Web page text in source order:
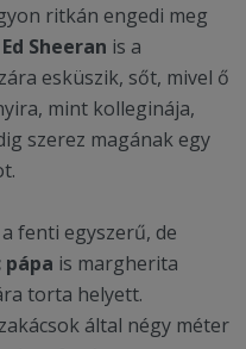
ritkán engedi meg
Ed Sheeran is a
esküszik, sőt, mivel ő
mint kolleginája,
szerez magának egy
fenti egyszerű, de
pápa is margherita
torta helyett.
által négy méter